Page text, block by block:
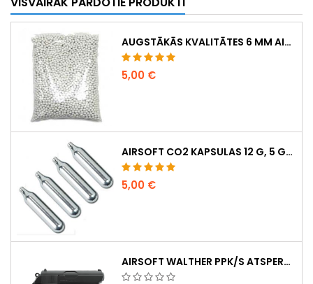
AUGSTĀKĀS KVALITĀTES 6 MM AIRSOFT LODĪTES 0,20 G – 1000 GAB., NEAIZĶERAS, PRECĪZA ŠAUŠANA
5,00 €
AIRSOFT CO2 KAPSULAS 12 G, 5 GAB. IEPAKOJUMĀ – RAŽOTAS UNGĀRIJĀ, ES, AUGSTĀKĀ KVALITĀTE
5,00 €
AIRSOFT WALTHER PPK/S ATSPERU PISTOLE